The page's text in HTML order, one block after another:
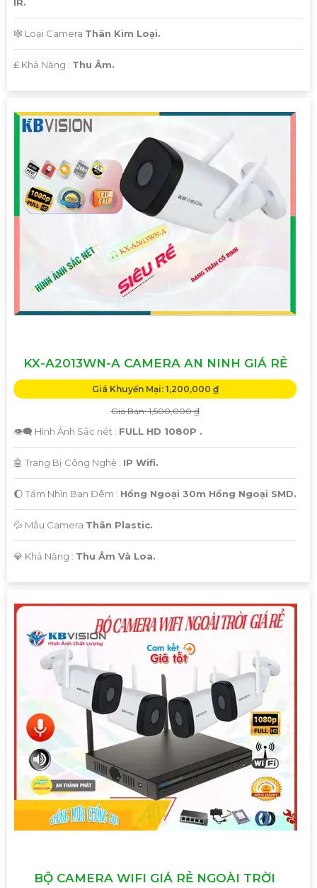
[Đơn vị cung cấp]
Hy vọng mẫu tư vấn trên sẽ giúp bạn có thêm ý tưởng để
giới thiệu Camera Giá Rẻ Thiết Bị An Ninh Chính Hãng
Chuyên Nghiệp cho dự án của mình. Nếu cần thêm bất kỳ
thông tin hay sự điều chỉnh nào, hãy Cung cấp cho công
trình biết để Từng công trình có thể hỗ trợ bạn tốt hơn.
🕸️ Loại Camera Thân Kim Loại.
️₤ Khả Năng : Thu Âm.
KX-A2013WN-A CAMERA AN NINH GIÁ RẺ
Giá Khuyến Mại: 1,200,000 ₫
Giá Bán: 1,500,000 ₫
👁️‍🗨 Hình Ảnh Sắc nét : FULL HD 1080P .
🤖️ Trang Bị Công Nghệ : IP Wifi.
🌔 Tầm Nhìn Ban Đêm : Hồng Ngoại 30m Hồng Ngoại SMD.
💦 Mẫu Camera Thân Plastic.
️💎 Khả Năng : Thu Âm Và Loa.
BỘ CAMERA WIFI GIÁ RẺ NGOÀI TRỜI